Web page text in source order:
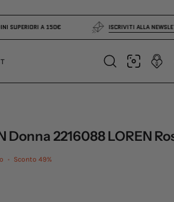
PER ORDINI SUPERIORI A 150€
Apri
Donna 2216088 LOREN
• Sconto 49%